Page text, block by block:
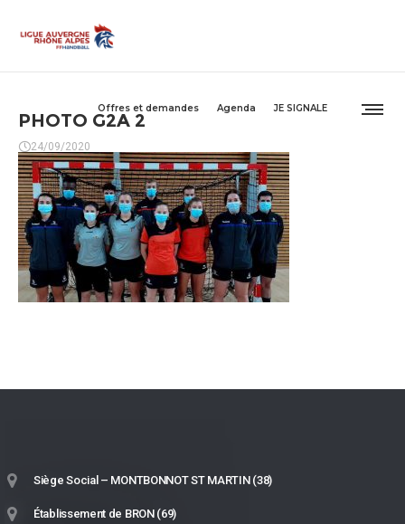
Offres et demandes Agenda JE SIGNALE
PHOTO G2A 2
24/09/2020
Siège Social – MONTBONNOT ST MARTIN (38)
Établissement de BRON (69)